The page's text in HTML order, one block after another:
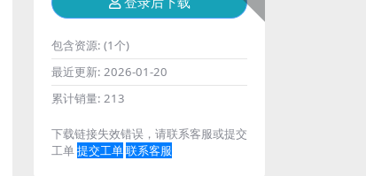
登录后下载
包含资源: (1个)
最近更新: 2026-01-20
累计销量: 213
下载链接失效错误，请联系客服或提交
工单提交工单联系客服